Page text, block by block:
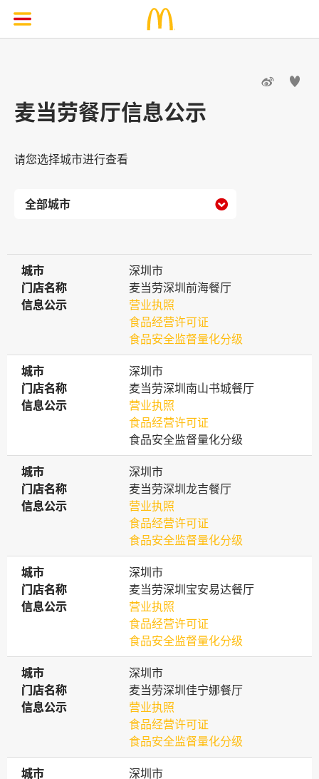
 
麦当劳餐厅信息公示
请您选择城市进行查看

城市
城市
深圳市
门店名称
门店名称
麦当劳深圳前海餐厅
信息公示
信息公示
营业执照
食品经营许可证
食品安全监督量化分级
城市
城市
深圳市
门店名称
门店名称
麦当劳深圳南山书城餐厅
信息公示
信息公示
营业执照
食品经营许可证
食品安全监督量化分级
城市
城市
深圳市
门店名称
门店名称
麦当劳深圳龙吉餐厅
信息公示
信息公示
营业执照
食品经营许可证
食品安全监督量化分级
城市
城市
深圳市
门店名称
门店名称
麦当劳深圳宝安易达餐厅
信息公示
信息公示
营业执照
食品经营许可证
食品安全监督量化分级
城市
城市
深圳市
门店名称
门店名称
麦当劳深圳佳宁娜餐厅
信息公示
信息公示
营业执照
食品经营许可证
食品安全监督量化分级
城市
城市
深圳市